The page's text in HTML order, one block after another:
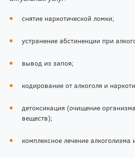
снятие наркотической ломки;
устранение абстиненции при
вывод из запоя;
кодирование от алкоголя и
детоксикация (очищение
веществ);
комплексное лечение алкоголизма